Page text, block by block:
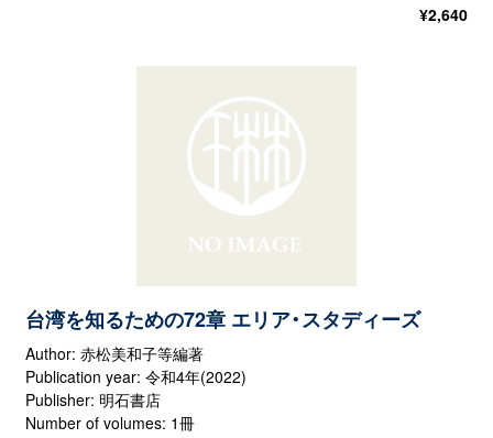
¥2,640
台湾を知るための72章 エリア・スタディーズ
Author: 赤松美和子等編著
Publication year: 令和4年(2022)
Publisher: 明石書店
Number of volumes: 1冊